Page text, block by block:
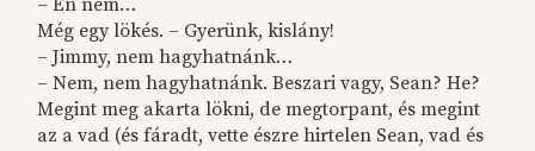
Még egy lökés. – Gyerünk, kislány!
– Jimmy, nem hagyhatnánk…
– Nem, nem hagyhatnánk. Beszari vagy, Sean? He?
Megint meg akarta lökni, de megtorpant, és megint
az a vad (és fáradt, vette észre hirtelen Sean, vad és